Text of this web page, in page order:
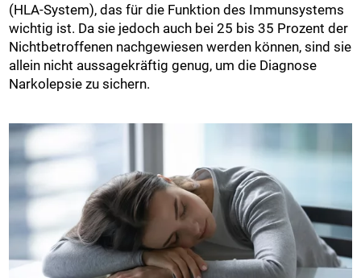
(HLA-System), das für die Funktion des Immunsystems
wichtig ist. Da sie jedoch auch bei 25 bis 35 Prozent der
Nichtbetroffenen nachgewiesen werden können, sind sie
allein nicht aussagekräftig genug, um die Diagnose
Narkolepsie zu sichern.